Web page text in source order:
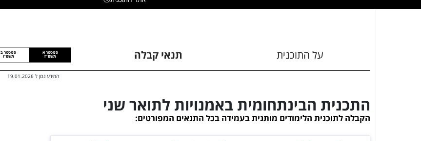
סמסטר א
תשפ"ז
סמסטר ב
תשפ"ו
המידע נכון ל 19.01.2026
על התוכנית תנאי קבלה
התכנית הבינתחומית באמנויות לתואר שני
הקבלה לתוכנית הלימודים מותנית בעמידה בכל התנאים המפורטים: